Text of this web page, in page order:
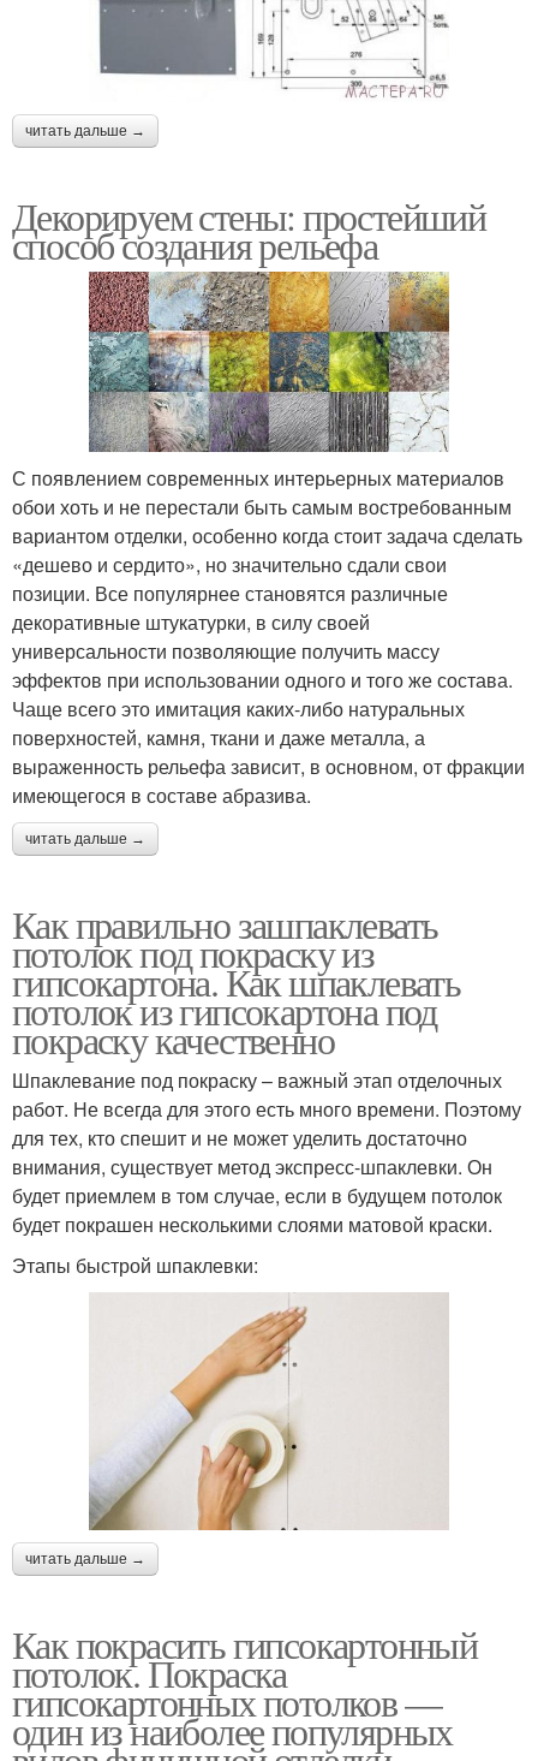
читать дальше →
Декорируем стены: простейший
способ создания рельефа
С появлением современных интерьерных материалов
обои хоть и не перестали быть самым востребованным
вариантом отделки, особенно когда стоит задача сделать
«дешево и сердито», но значительно сдали свои
позиции. Все популярнее становятся различные
декоративные штукатурки, в силу своей
универсальности позволяющие получить массу
эффектов при использовании одного и того же состава.
Чаще всего это имитация каких-либо натуральных
поверхностей, камня, ткани и даже металла, а
выраженность рельефа зависит, в основном, от фракции
имеющегося в составе абразива.
читать дальше →
Как правильно зашпаклевать
потолок под покраску из
гипсокартона. Как шпаклевать
потолок из гипсокартона под
покраску качественно
Шпаклевание под покраску – важный этап отделочных
работ. Не всегда для этого есть много времени. Поэтому
для тех, кто спешит и не может уделить достаточно
внимания, существует метод экспресс-шпаклевки. Он
будет приемлем в том случае, если в будущем потолок
будет покрашен несколькими слоями матовой краски.
Этапы быстрой шпаклевки:
читать дальше →
Как покрасить гипсокартонный
потолок. Покраска
гипсокартонных потолков —
один из наиболее популярных